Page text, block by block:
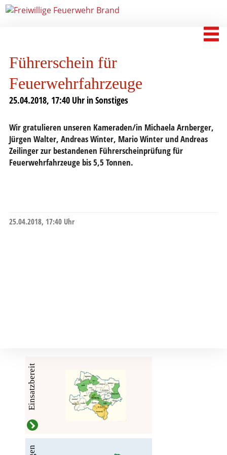
Führerschein für
Feuerwehrfahrzeuge
25.04.2018, 17:40 Uhr inSonstiges
Wir gratulieren unseren Kameraden/in Michaela Arnberger,
Jürgen Walter, Andreas Winter, Mario Winter und Andreas
Zeilinger zur bestandenen Führerscheinprüfung für
Feuerwehrfahrzeuge bis 5,5 Tonnen.
25.04.2018, 17:40 Uhr
Einsatzbereit